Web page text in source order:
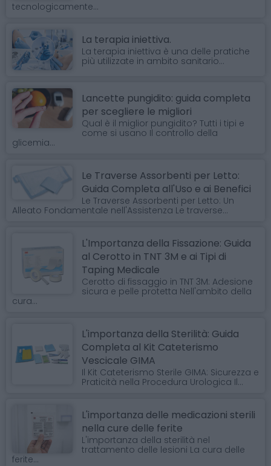
tecnologicamente...
La terapia iniettiva.
La terapia iniettiva è una delle pratiche
più utilizzate in ambito sanitario...
Lancette pungidito: guida completa
per scegliere le migliori
Qual è il miglior pungidito? Tutti i tipi e
come si usano Il controllo della
glicemia...
Le Traverse Assorbenti per Letto:
Guida Completa all'Uso e ai Benefici
Le Traverse Assorbenti per Letto: Un
Alleato Fondamentale nell'Assistenza Le traverse...
L'Importanza della Fissazione: Guida
al Cerotto in TNT 3M e ai Tipi di
Taping Medicale
Cerotto di fissaggio in TNT 3M: Adesione
sicura e pelle protetta Nell'ambito della
cura...
L'importanza della Sterilità: Guida
Completa al Kit Cateterismo
Vescicale GIMA
Il Kit Cateterismo Sterile GIMA: Sicurezza e
Praticità nella Procedura Urologica Il...
L'importanza delle medicazioni sterili
nella cure delle ferite
L'importanza della sterilità nel
trattamento delle lesioni La cura delle
ferite...